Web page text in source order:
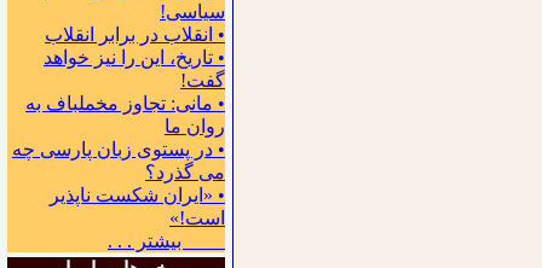
سیاسی!
• انقلاب در برابر انقلاب
• تاریخ، این را نیز خواهد
گفت!
• مانی: تجاوز مخملباف به
روان ما
• در پستوی زبان پارسی چه
می گذرد؟
• «ایران شکست ناپذیر
است!»
بیشتر . . .